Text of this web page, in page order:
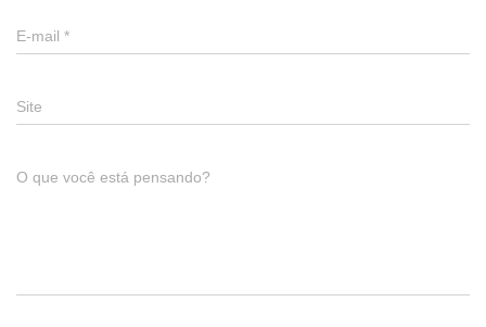
E-mail *
Site
O que você está pensando?